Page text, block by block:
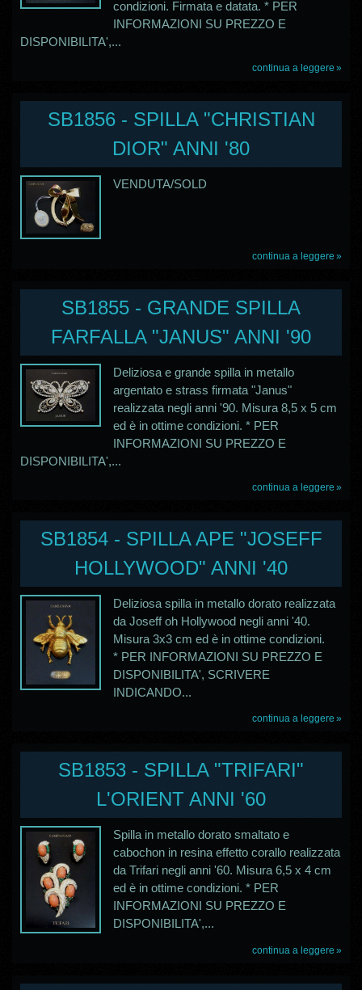
condizioni. Firmata e datata. * PER
INFORMAZIONI SU PREZZO E
DISPONIBILITA',...
continua a leggere
SB1856 - SPILLA "CHRISTIAN
DIOR" ANNI '80
VENDUTA/SOLD
continua a leggere
SB1855 - GRANDE SPILLA
FARFALLA "JANUS" ANNI '90
Deliziosa e grande spilla in metallo
argentato e strass firmata "Janus"
realizzata negli anni '90. Misura 8,5 x 5 cm
ed è in ottime condizioni. * PER
INFORMAZIONI SU PREZZO E
DISPONIBILITA',...
continua a leggere
SB1854 - SPILLA APE "JOSEFF
HOLLYWOOD" ANNI '40
Deliziosa spilla in metallo dorato realizzata
da Joseff oh Hollywood negli anni '40.
Misura 3x3 cm ed è in ottime condizioni.
* PER INFORMAZIONI SU PREZZO E
DISPONIBILITA', SCRIVERE
INDICANDO...
continua a leggere
SB1853 - SPILLA "TRIFARI"
L'ORIENT ANNI '60
Spilla in metallo dorato smaltato e
cabochon in resina effetto corallo realizzata
da Trifari negli anni '60. Misura 6,5 x 4 cm
ed è in ottime condizioni. * PER
INFORMAZIONI SU PREZZO E
DISPONIBILITA',...
continua a leggere